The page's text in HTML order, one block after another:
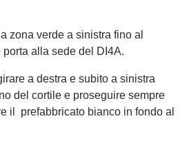
zona verde a sinistra fino al
alla sede del DI4A.
a destra e subito a sinistra
del cortile e proseguire sempre
il prefabbricato bianco in fondo al